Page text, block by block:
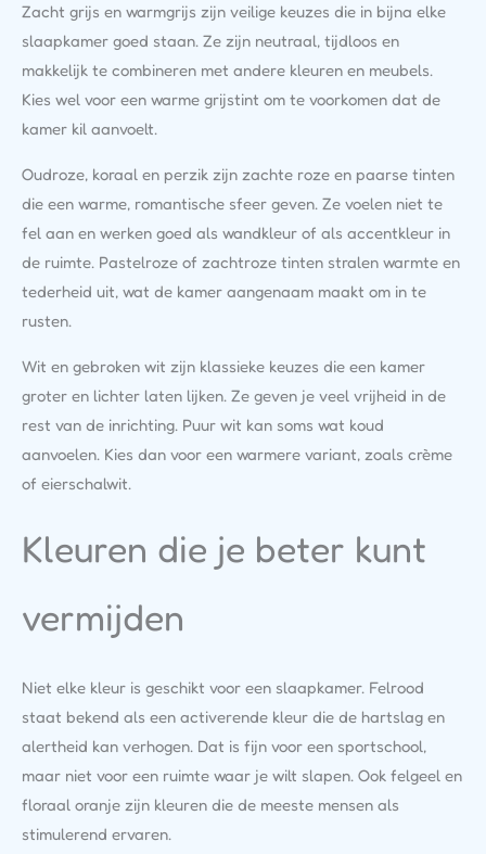
Zacht grijs en warmgrijs zijn veilige keuzes die in bijna elke
slaapkamer goed staan. Ze zijn neutraal, tijdloos en
makkelijk te combineren met andere kleuren en meubels.
Kies wel voor een warme grijstint om te voorkomen dat de
kamer kil aanvoelt.
Oudroze, koraal en perzik zijn zachte roze en paarse tinten
die een warme, romantische sfeer geven. Ze voelen niet te
fel aan en werken goed als wandkleur of als accentkleur in
de ruimte. Pastelroze of zachtroze tinten stralen warmte en
tederheid uit, wat de kamer aangenaam maakt om in te
rusten.
Wit en gebroken wit zijn klassieke keuzes die een kamer
groter en lichter laten lijken. Ze geven je veel vrijheid in de
rest van de inrichting. Puur wit kan soms wat koud
aanvoelen. Kies dan voor een warmere variant, zoals crème
of eierschalwit.
Kleuren die je beter kunt
vermijden
Niet elke kleur is geschikt voor een slaapkamer. Felrood
staat bekend als een activerende kleur die de hartslag en
alertheid kan verhogen. Dat is fijn voor een sportschool,
maar niet voor een ruimte waar je wilt slapen. Ook felgeel en
floraal oranje zijn kleuren die de meeste mensen als
stimulerend ervaren.